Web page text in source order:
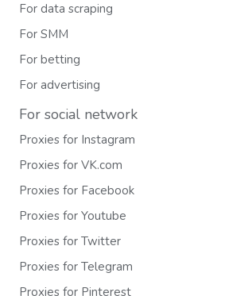
For data scraping
For SMM
For betting
For advertising
For social network
Proxies for Instagram
Proxies for VK.com
Proxies for Facebook
Proxies for Youtube
Proxies for Twitter
Proxies for Telegram
Proxies for Pinterest